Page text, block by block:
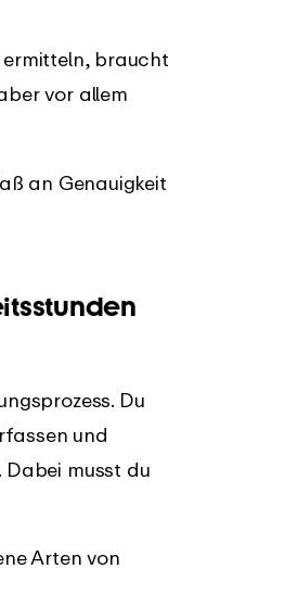
ermitteln, braucht
vor allem
an Genauigkeit
Du
und
musst du
Arten von